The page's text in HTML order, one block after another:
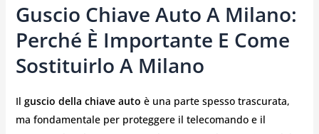
Guscio Chiave Auto A Milano:
Perché È Importante E Come
Sostituirlo A Milano
Il guscio della chiave auto è una parte spesso trascurata,
ma fondamentale per proteggere il telecomando e il